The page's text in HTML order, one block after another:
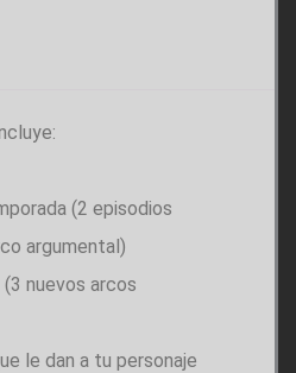
(2 episodios
argumental)
nuevos arcos
le dan a tu personaje